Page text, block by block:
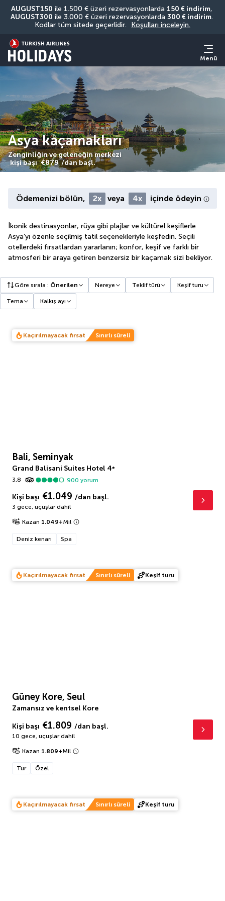
AUGUST150 ile 1.500 € üzeri rezervasyonlarda 150 € indirim
AUGUST300 ile 3.000 € üzeri rezervasyonlarda 300 € indirim.
Kodlar tüm sitede geçerlidir.
Koşulları inceleyin.
Menü
Asya kaçamakları
Zenginliğin ve geleneğin merkezi
kişi başı €879 /dan başl.
Ödemenizi bölün, 2x veya 4x içinde ödeyin
İkonik destinasyonlar, rüya gibi plajlar ve kültürel keşiflerle
Asya’yı özenle seçilmiş tatil seçenekleriyle keşfedin. Seçili
otellerdeki fırsatlardan yararlanın; konfor, keşif ve farklı bir
atmosferi bir araya getiren benzersiz bir kaçamak sizi bekliyor.
Göre sırala : Önerilen Nereye Teklif türü Keşif turu
Tema Kalkış ayı
Kaçırılmayacak fırsat Sınırlı süreli
Bali, Seminyak
Grand Balisani Suites Hotel 4*
3,8
900 yorum
Kişi başı €1.049 /dan başl.
3 gece, uçuşlar dahil
Kazan 1.049+Mil
Deniz kenarı Spa
Kaçırılmayacak fırsat Sınırlı süreli Keşif turu
Güney Kore, Seul
Zamansız ve kentsel Kore
Kişi başı €1.809 /dan başl.
10 gece, uçuşlar dahil
Kazan 1.809+Mil
Tur Özel
Kaçırılmayacak fırsat Sınırlı süreli Keşif turu